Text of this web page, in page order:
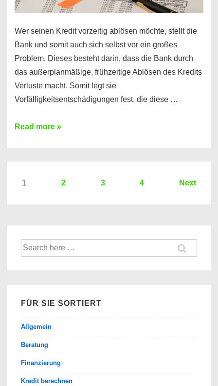
Wer seinen Kredit vorzeitig ablösen möchte, stellt die
Bank und somit auch sich selbst vor ein großes
Problem. Dieses besteht darin, dass die Bank durch
das außerplanmäßige, frühzeitige Ablösen des Kredits
Verluste macht. Somit legt sie
Vorfälligkeitsentschädigungen fest, die diese …
Kredit
dabei
Read more »
Seitennummerierung
1 2 3 4 Next
Suche
nach:
FÜR SIE SORTIERT
Allgemein
Beratung
Finanzierung
Kredit berechnen